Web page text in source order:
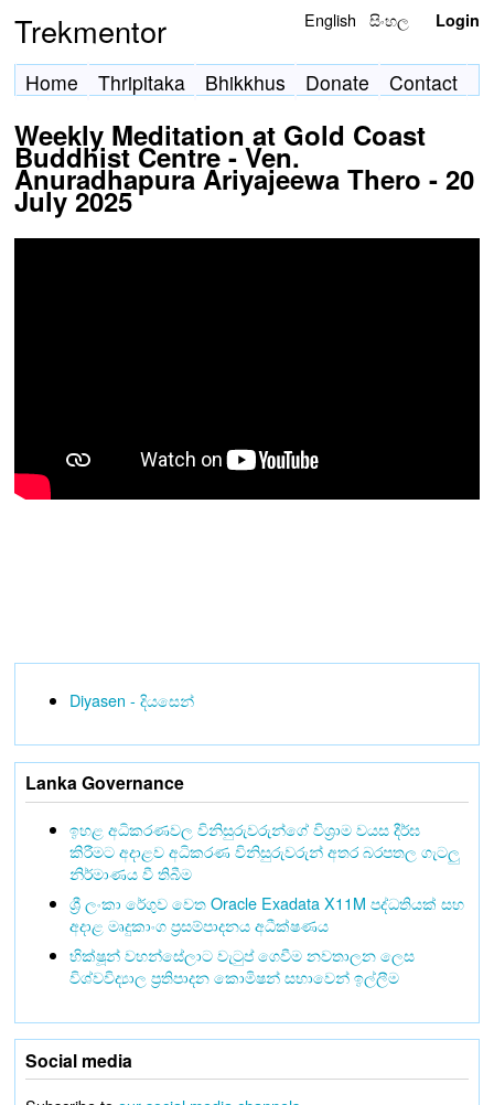
Trekmentor English සිංහල Login
Home Thripitaka Bhikkhus Donate Contact
Weekly Meditation at Gold Coast
Buddhist Centre - Ven.
Anuradhapura Ariyajeewa Thero - 20
July 2025
Diyasen - දියසෙන්
Lanka Governance
ඉහළ අධිකරණවල විනිසුරුවරුන්ගේ විශ්‍රාම වයස දීර්ඝ
කිරීමට අදාළව අධිකරණ විනිසුරුවරුන් අතර බරපතල ගැටලු
නිර්මාණය වී තිබීම
ශ්‍රී ලංකා රේගුව වෙත Oracle Exadata X11M පද්ධතියක් සහ
අදාළ මෘදුකාංග ප්‍රසම්පාදනය අධීක්ෂණය
භික්ෂූන් වහන්සේලාට වැටුප් ගෙවීම නවතාලන ලෙස
විශ්වවිද්‍යාල ප්‍රතිපාදන කොමිෂන් සභාවෙන් ඉල්ලීම
Social media